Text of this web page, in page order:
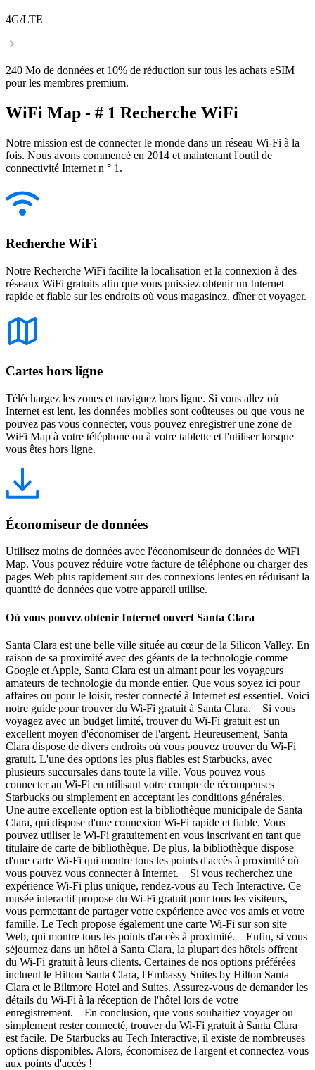
4G/LTE
240 Mo de données et 10% de réduction sur tous les achats eSIM
pour les membres premium.
WiFi Map - # 1 Recherche WiFi
Notre mission est de connecter le monde dans un réseau Wi-Fi à la
fois. Nous avons commencé en 2014 et maintenant l'outil de
connectivité Internet n ° 1.
Recherche WiFi
Notre Recherche WiFi facilite la localisation et la connexion à des
réseaux WiFi gratuits afin que vous puissiez obtenir un Internet
rapide et fiable sur les endroits où vous magasinez, dîner et voyager.
Cartes hors ligne
Téléchargez les zones et naviguez hors ligne. Si vous allez où
Internet est lent, les données mobiles sont coûteuses ou que vous ne
pouvez pas vous connecter, vous pouvez enregistrer une zone de
WiFi Map à votre téléphone ou à votre tablette et l'utiliser lorsque
vous êtes hors ligne.
Économiseur de données
Utilisez moins de données avec l'économiseur de données de WiFi
Map. Vous pouvez réduire votre facture de téléphone ou charger des
pages Web plus rapidement sur des connexions lentes en réduisant la
quantité de données que votre appareil utilise.
Où vous pouvez obtenir Internet ouvert Santa Clara
Santa Clara est une belle ville située au cœur de la Silicon Valley. En
raison de sa proximité avec des géants de la technologie comme
Google et Apple, Santa Clara est un aimant pour les voyageurs
amateurs de technologie du monde entier. Que vous soyez ici pour
affaires ou pour le loisir, rester connecté à Internet est essentiel. Voici
notre guide pour trouver du Wi-Fi gratuit à Santa Clara. Si vous
voyagez avec un budget limité, trouver du Wi-Fi gratuit est un
excellent moyen d'économiser de l'argent. Heureusement, Santa
Clara dispose de divers endroits où vous pouvez trouver du Wi-Fi
gratuit. L'une des options les plus fiables est Starbucks, avec
plusieurs succursales dans toute la ville. Vous pouvez vous
connecter au Wi-Fi en utilisant votre compte de récompenses
Starbucks ou simplement en acceptant les conditions générales.
Une autre excellente option est la bibliothèque municipale de Santa
Clara, qui dispose d'une connexion Wi-Fi rapide et fiable. Vous
pouvez utiliser le Wi-Fi gratuitement en vous inscrivant en tant que
titulaire de carte de bibliothèque. De plus, la bibliothèque dispose
d'une carte Wi-Fi qui montre tous les points d'accès à proximité où
vous pouvez vous connecter à Internet. Si vous recherchez une
expérience Wi-Fi plus unique, rendez-vous au Tech Interactive. Ce
musée interactif propose du Wi-Fi gratuit pour tous les visiteurs,
vous permettant de partager votre expérience avec vos amis et votre
famille. Le Tech propose également une carte Wi-Fi sur son site
Web, qui montre tous les points d'accès à proximité. Enfin, si vous
séjournez dans un hôtel à Santa Clara, la plupart des hôtels offrent
du Wi-Fi gratuit à leurs clients. Certaines de nos options préférées
incluent le Hilton Santa Clara, l'Embassy Suites by Hilton Santa
Clara et le Biltmore Hotel and Suites. Assurez-vous de demander les
détails du Wi-Fi à la réception de l'hôtel lors de votre
enregistrement. En conclusion, que vous souhaitiez voyager ou
simplement rester connecté, trouver du Wi-Fi gratuit à Santa Clara
est facile. De Starbucks au Tech Interactive, il existe de nombreuses
options disponibles. Alors, économisez de l'argent et connectez-vous
aux points d'accès !